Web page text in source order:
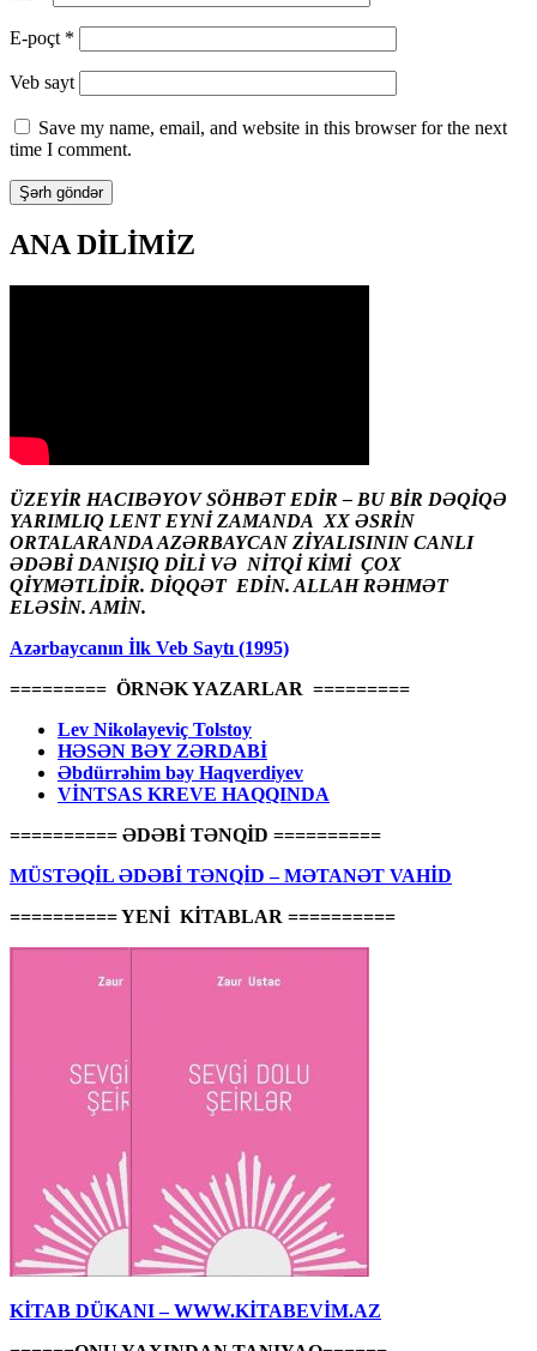
E-poçt *
Veb sayt
Save my name, email, and website in this browser for the next
time I comment.
ANA DİLİMİZ
ÜZEYİR HACIBƏYOV SÖHBƏT EDİR – BU BİR DƏQİQƏ
YARIMLIQ LENT EYNİ ZAMANDA XX ƏSRİN
ORTALARANDA AZƏRBAYCAN ZİYALISININ CANLI
ƏDƏBİ DANIŞIQ DİLİ VƏ NİTQİ KİMİ ÇOX
QİYMƏTLİDİR. DİQQƏT EDİN. ALLAH RƏHMƏT
ELƏSİN. AMİN.
Azərbaycanın İlk Veb Saytı (1995)
========= ÖRNƏK YAZARLAR =========
Lev Nikolayeviç Tolstoy
HƏSƏN BƏY ZƏRDABİ
Əbdürrəhim bəy Haqverdiyev
VİNTSAS KREVE HAQQINDA
========== ƏDƏBİ TƏNQİD ==========
MÜSTƏQİL ƏDƏBİ TƏNQİD – MƏTANƏT VAHİD
========== YENİ KİTABLAR ==========
KİTAB DÜKANI – WWW.KİTABEVİM.AZ